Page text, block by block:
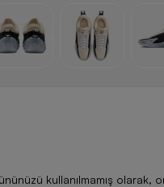
kullanılmamış